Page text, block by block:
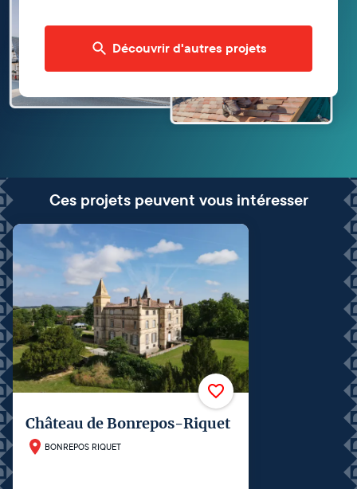
Découvrir d'autres projets
Ces projets peuvent vous intéresser
Château de Bonrepos-Riquet
BONREPOS RIQUET